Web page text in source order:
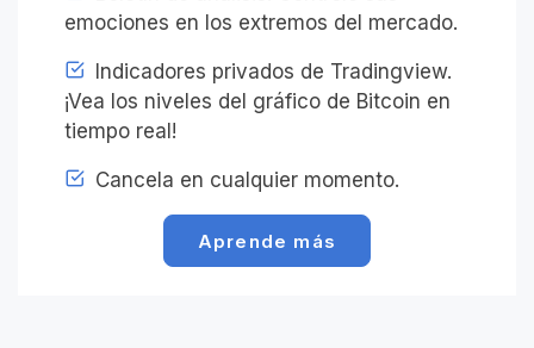
emociones en los extremos del mercado.
Indicadores privados de Tradingview.
¡Vea los niveles del gráfico de Bitcoin en
tiempo real!
Cancela en cualquier momento.
Aprende más